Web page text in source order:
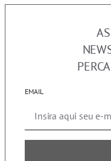
EMAIL